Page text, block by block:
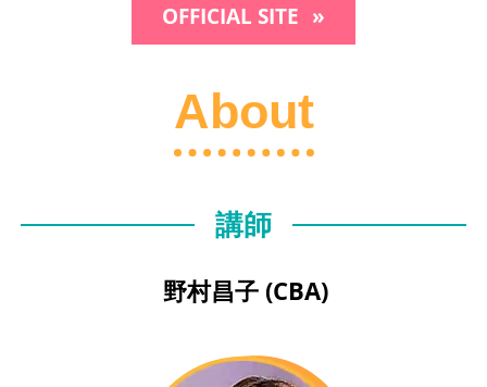
OFFICIAL SITE
About
講師
野村昌子 (CBA)